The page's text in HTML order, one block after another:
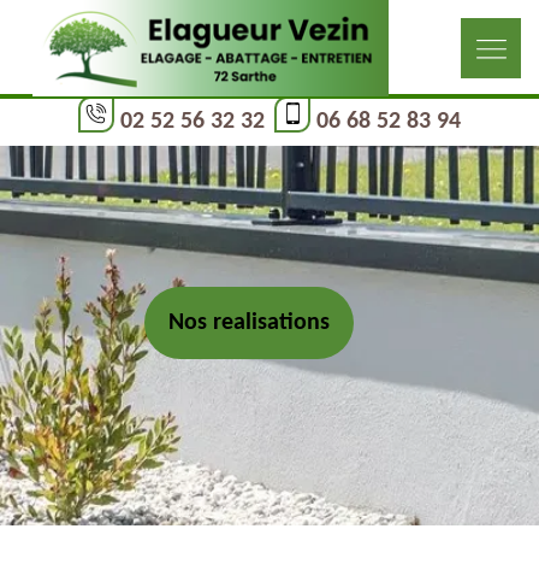
02 52 56 32 32 06 68 52 83 94
Nos realisations